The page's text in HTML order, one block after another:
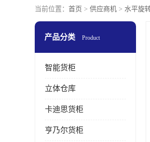
当前位置： 首页 > 供应商机 > 水平旋
产品分类 Product
智能货柜
立体仓库
卡迪思货柜
亨乃尔货柜